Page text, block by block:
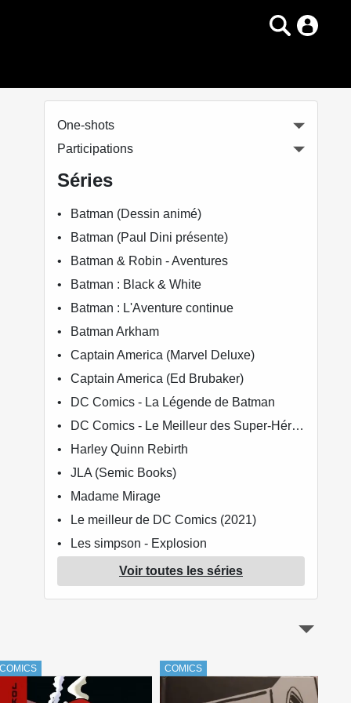
One-shots
Participations
Séries
Batman (Dessin animé)
Batman (Paul Dini présente)
Batman & Robin - Aventures
Batman : Black & White
Batman : L'Aventure continue
Batman Arkham
Captain America (Marvel Deluxe)
Captain America (Ed Brubaker)
DC Comics - La Légende de Batman
DC Comics - Le Meilleur des Super-Héros
Harley Quinn Rebirth
JLA (Semic Books)
Madame Mirage
Le meilleur de DC Comics (2021)
Les simpson - Explosion
Superman (McCloud / Burchett)
Le meilleur de Superman
Voir toutes les séries
COMICS COMICS